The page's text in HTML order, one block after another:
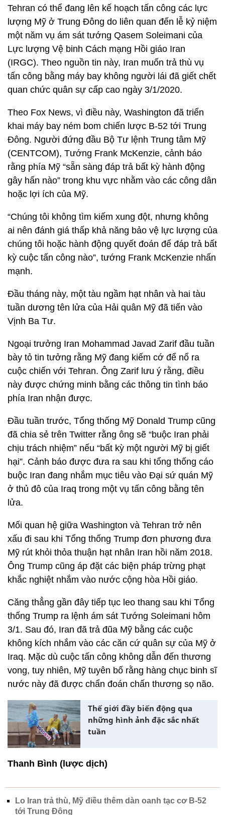
Tehran có thể đang lên kế hoạch tấn công các lực
lượng Mỹ ở Trung Đông do liên quan đến lễ kỷ niệm
một năm vụ ám sát tướng Qasem Soleimani của
Lực lượng Vệ binh Cách mạng Hồi giáo Iran
(IRGC). Theo nguồn tin này, Iran muốn trả thù vụ
tấn công bằng máy bay không người lái đã giết chết
quan chức quân sự cấp cao ngày 3/1/2020.
Theo Fox News, vì điều này, Washington đã triển
khai máy bay ném bom chiến lược B-52 tới Trung
Đông. Người đứng đầu Bộ Tư lệnh Trung tâm Mỹ
(CENTCOM), Tướng Frank McKenzie, cảnh báo
rằng phía Mỹ “sẵn sàng đáp trả bất kỳ hành động
gây hấn nào” trong khu vực nhằm vào các công dân
hoặc lợi ích của Mỹ.
“Chúng tôi không tìm kiếm xung đột, nhưng không
ai nên đánh giá thấp khả năng bảo vệ lực lượng của
chúng tôi hoặc hành động quyết đoán để đáp trả bất
kỳ cuộc tấn công nào”, tướng Frank McKenzie nhấn
mạnh.
Đầu tháng này, một tàu ngầm hạt nhân và hai tàu
tuần dương tên lửa của Hải quân Mỹ đã tiến vào
Vịnh Ba Tư.
Ngoại trưởng Iran Mohammad Javad Zarif đầu tuần
bày tỏ tin tưởng rằng Mỹ đang kiếm cớ để nổ ra
cuộc chiến với Tehran. Ông Zarif lưu ý rằng, điều
này được chứng minh bằng các thông tin tình báo
phía Iran nhận được.
Đầu tuần trước, Tổng thống Mỹ Donald Trump cũng
đã chia sẻ trên Twitter rằng ông sẽ “buộc Iran phải
chịu trách nhiệm” nếu “bất kỳ một người Mỹ bị giết
hại”. Cảnh báo được đưa ra sau khi tổng thống cáo
buộc Iran đang nhắm mục tiêu vào Đại sứ quán Mỹ
ở thủ đô của Iraq trong một vụ tấn công bằng tên
lửa.
Mối quan hệ giữa Washington và Tehran trở nên
xấu đi sau khi Tổng thống Trump đơn phương đưa
Mỹ rút khỏi thỏa thuận hạt nhân Iran hồi năm 2018.
Ông Trump cũng áp đặt các biện pháp trừng phạt
khắc nghiệt nhắm vào nước cộng hòa Hồi giáo.
Căng thẳng gần đây tiếp tục leo thang sau khi Tổng
thống Trump ra lệnh ám sát Tướng Soleimani hôm
3/1. Sau đó, Iran đã trả đũa Mỹ bằng các cuộc
không kích nhắm vào các căn cứ quân sự của Mỹ ở
Iraq. Mặc dù cuộc tấn công không dẫn đến thương
vong, tuy nhiên, Mỹ tuyên bố rằng hàng chục binh sĩ
nước này đã được chẩn đoán chấn thương sọ não.
Thế giới đầy biến động qua
những hình ảnh đặc sắc nhất
tuần
Thanh Bình (lược dịch)
Lo Iran trả thù, Mỹ điều thêm dàn oanh tạc cơ B-52
tới Trung Đông